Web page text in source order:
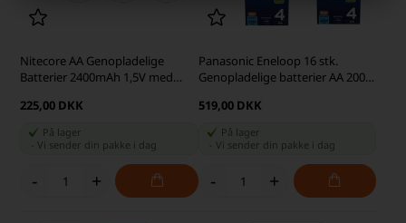
Nitecore AA Genopladelige
Batterier 2400mAh 1,5V med
225,00 DKK
På lager
-Vi sender din pakke i dag
- +
Panasonic Eneloop 16 stk.
Genopladelige batterier AA 2000
519,00 DKK
På lager
Vi sender din pakke i dag
- +